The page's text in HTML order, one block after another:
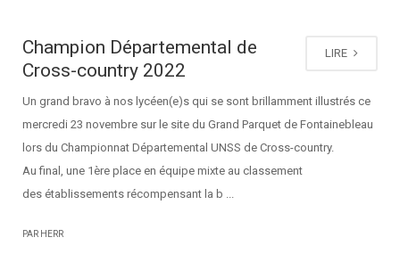
LIRE
Champion Départemental de
Cross-country 2022
Un grand bravo à nos lycéen(e)s qui se sont brillamment illustrés ce
mercredi 23 novembre sur le site du Grand Parquet de Fontainebleau
lors du Championnat Départemental UNSS de Cross-country.
Au final, une 1ère place en équipe mixte au classement
des établissements récompensant la b ...
PAR HERR